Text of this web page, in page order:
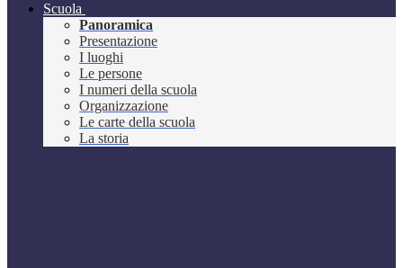
Scuola
Panoramica
Presentazione
I luoghi
Le persone
I numeri della scuola
Organizzazione
Le carte della scuola
La storia